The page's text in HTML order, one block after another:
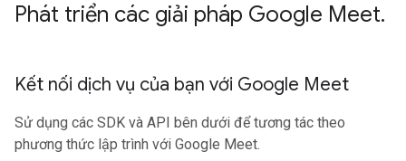
Phát triển các giải pháp Google Meet.
Kết nối dịch vụ của bạn với Google Meet
Sử dụng các SDK và API bên dưới để tương tác theo
phương thức lập trình với Google Meet.